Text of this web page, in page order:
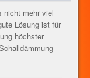
nicht mehr viel
Lösung ist für
höchster